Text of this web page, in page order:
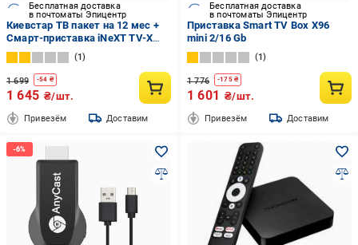
Бесплатная доставка
в почтоматы Эпицентр
Киевстар ТВ пакет на 12 мес +
Смарт-приставка iNeXT TV-X
Smart TV Box Android TV 10 (583-
1)
1
1 699 -54 ₴
1 645 ₴/шт.
Привезём Доставим
Бесплатная доставка
в почтоматы Эпицентр
Приставка Smart TV Box X96
mini 2/16 Gb
1
1 776 -175₴
1 601 ₴/шт.
Привезём Доставим